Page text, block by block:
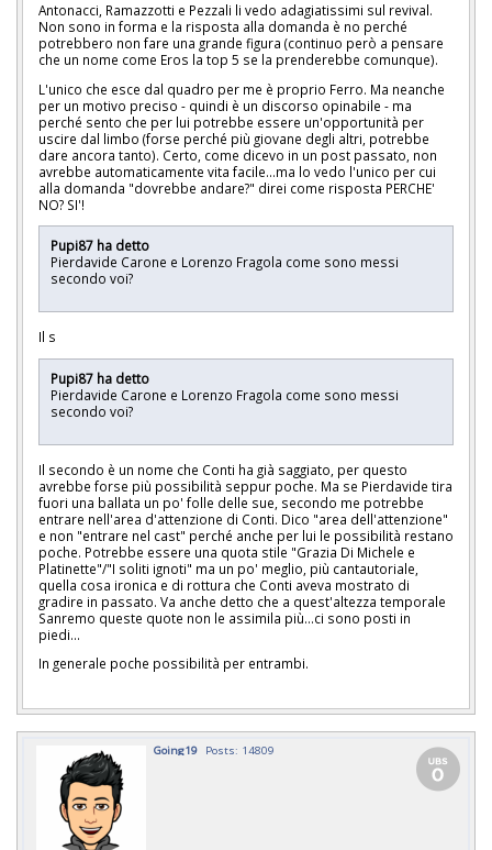
Antonacci, Ramazzotti e Pezzali li vedo adagiatissimi sul revival.
Non sono in forma e la risposta alla domanda è no perché
potrebbero non fare una grande figura (continuo però a pensare
che un nome come Eros la top 5 se la prenderebbe comunque).
L'unico che esce dal quadro per me è proprio Ferro. Ma neanche
per un motivo preciso - quindi è un discorso opinabile - ma
perché sento che per lui potrebbe essere un'opportunità per
uscire dal limbo (forse perché più giovane degli altri, potrebbe
dare ancora tanto). Certo, come dicevo in un post passato, non
avrebbe automaticamente vita facile...ma lo vedo l'unico per cui
alla domanda "dovrebbe andare?" direi come risposta PERCHE'
NO? SI'!
Pupi87 ha detto
Pierdavide Carone e Lorenzo Fragola come sono messi
secondo voi?
Il s
Pupi87 ha detto
Pierdavide Carone e Lorenzo Fragola come sono messi
secondo voi?
Il secondo è un nome che Conti ha già saggiato, per questo
avrebbe forse più possibilità seppur poche. Ma se Pierdavide tira
fuori una ballata un po' folle delle sue, secondo me potrebbe
entrare nell'area d'attenzione di Conti. Dico "area dell'attenzione"
e non "entrare nel cast" perché anche per lui le possibilità restano
poche. Potrebbe essere una quota stile "Grazia Di Michele e
Platinette"/"I soliti ignoti" ma un po' meglio, più cantautoriale,
quella cosa ironica e di rottura che Conti aveva mostrato di
gradire in passato. Va anche detto che a quest'altezza temporale
Sanremo queste quote non le assimila più...ci sono posti in
piedi...
In generale poche possibilità per entrambi.
Going19 Posts: 14809